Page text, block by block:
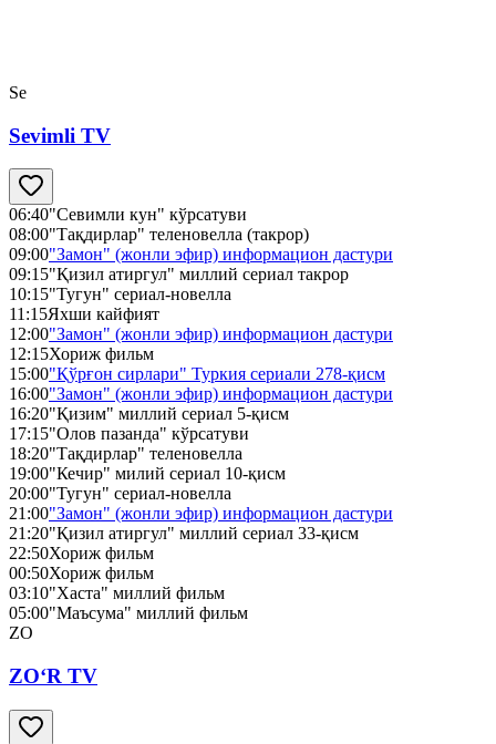
Se
Sevimli TV
06:40"Севимли кун" кўрсатуви
08:00"Тақдирлар" теленовелла (такрор)
09:00"Замон" (жонли эфир) информацион дастури
09:15"Қизил атиргул" миллий сериал такрор
10:15"Тугун" сериал-новелла
11:15Яхши кайфият
12:00"Замон" (жонли эфир) информацион дастури
12:15Хориж фильм
15:00"Қўрғон сирлари" Туркия сериали 278-қисм
16:00"Замон" (жонли эфир) информацион дастури
16:20"Қизим" миллий сериал 5-қисм
17:15"Олов пазанда" кўрсатуви
18:20"Тақдирлар" теленовелла
19:00"Кечир" милий сериал 10-қисм
20:00"Тугун" сериал-новелла
21:00"Замон" (жонли эфир) информацион дастури
21:20"Қизил атиргул" миллий сериал 33-қисм
22:50Хориж фильм
00:50Хориж фильм
03:10"Хаста" миллий фильм
05:00"Маъсума" миллий фильм
ZO
ZO‘R TV